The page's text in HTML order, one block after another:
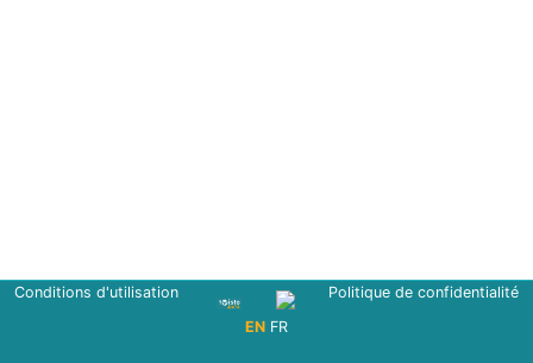
Conditions d'utilisation
Politique de confidentialité
EN FR